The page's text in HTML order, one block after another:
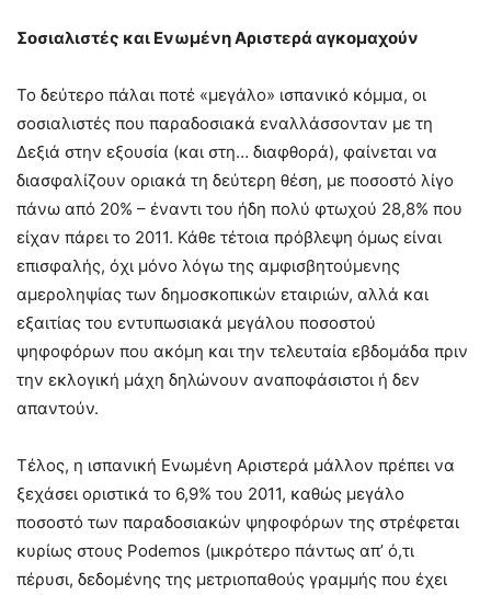
Σοσιαλιστές και Ενωμένη Αριστερά αγκομαχούν
Το δεύτερο πάλαι ποτέ «μεγάλο» ισπανικό κόμμα, οι
σοσιαλιστές που παραδοσιακά εναλλάσσονταν με τη
Δεξιά στην εξουσία (και στη… διαφθορά), φαίνεται να
διασφαλίζουν οριακά τη δεύτερη θέση, με ποσοστό λίγο
πάνω από 20% – έναντι του ήδη πολύ φτωχού 28,8% που
είχαν πάρει το 2011. Κάθε τέτοια πρόβλεψη όμως είναι
επισφαλής, όχι μόνο λόγω της αμφισβητούμενης
αμεροληψίας των δημοσκοπικών εταιριών, αλλά και
εξαιτίας του εντυπωσιακά μεγάλου ποσοστού
ψηφοφόρων που ακόμη και την τελευταία εβδομάδα πριν
την εκλογική μάχη δηλώνουν αναποφάσιστοι ή δεν
απαντούν.
Τέλος, η ισπανική Ενωμένη Αριστερά μάλλον πρέπει να
ξεχάσει οριστικά το 6,9% του 2011, καθώς μεγάλο
ποσοστό των παραδοσιακών ψηφοφόρων της στρέφεται
κυρίως στους Podemos (μικρότερο πάντως απ’ ό,τι
πέρυσι, δεδομένης της μετριοπαθούς γραμμής που έχει